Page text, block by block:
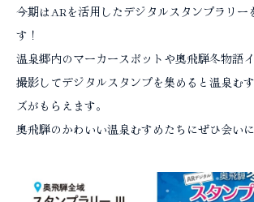
今期はARを活用したデジタルスタンプラリー
す！
温泉郷内のマーカースポットや奥飛騨冬物語
撮影してデジタルスタンプを集めると温泉む
ズがもらえます。
奥飛騨のかわいい温泉むすめたちにぜひ会いに